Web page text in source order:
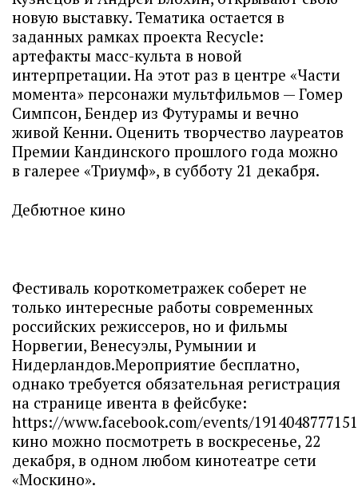
новую выставку. Тематика остается в
заданных рамках проекта Recycle:
артефакты масс-культа в новой
интерпретации. На этот раз в центре «Части
момента» персонажи мультфильмов — Гомер
Симпсон, Бендер из Футурамы и вечно
живой Кенни. Оценить творчество лауреатов
Премии Кандинского прошлого года можно
в галерее «Триумф», в субботу 21 декабря.
Дебютное кино
Фестиваль короткометражек соберет не
только интересные работы современных
российских режиссеров, но и фильмы
Норвегии, Венесуэлы, Румынии и
Нидерландов.Мероприятие бесплатно,
однако требуется обязательная регистрация
на странице ивента в фейсбуке:
https://www.facebook.com/events/
кино можно посмотреть в воскресенье, 22
декабря, в одном любом кинотеатре сети
«Москино».